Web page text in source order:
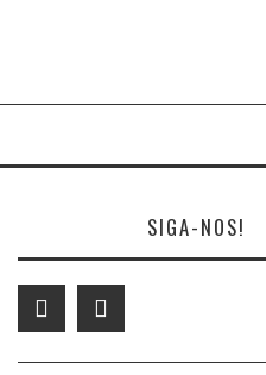
SIGA-NOS!